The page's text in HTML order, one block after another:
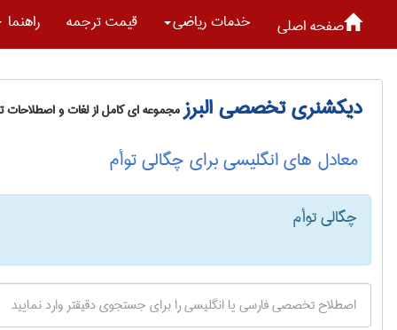
صفحه اصلی خدمات رياضی قیمت ترجمه راهنما
دیکشنری تخصصی البرزمجموعه ای کامل از لغات و
معادل های انگلیسی برای چگالی توأم
چگالی توأم